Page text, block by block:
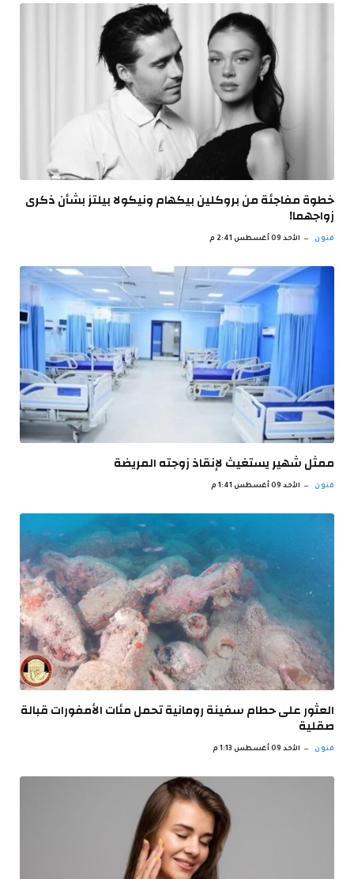
خطوة مفاجئة من بروكلين بيكهام ونيكولا بيلتز بشأن ذكرى
زواجهما!
فنون الأحد 09 أغسطس 2:41 م
ممثل شهير يستغيث لإنقاذ زوجته المريضة
فنون الأحد 09 أغسطس 1:41 م
العثور على حطام سفينة رومانية تحمل مئات الأمفورات قبالة
صقلية
فنون الأحد 09 أغسطس 1:13 م